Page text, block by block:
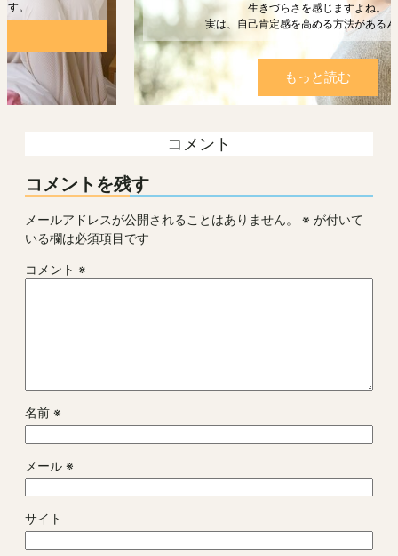
生きづらさを感じますよね。
実は、自己肯定感を高める方法があるんです。
もっと読む
コメント
コメントを残す
メールアドレスが公開されることはありません。 ※ が付いて
いる欄は必須項目です
コメント ※
名前 ※
メール ※
サイト